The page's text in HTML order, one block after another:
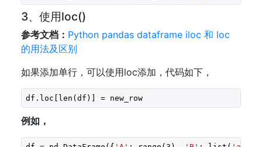
3、使用loc()
参考文档： Python pandas dataframe iloc 和 loc
的用法及区别
如果添加单行，可以使用loc添加，代码如下，
df.loc[len(df)] = new_row
例如，